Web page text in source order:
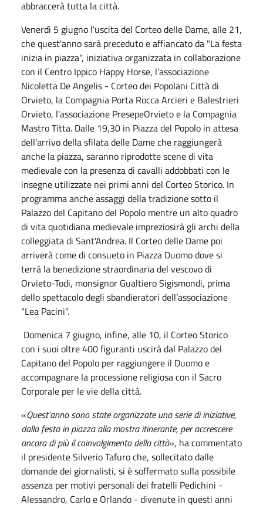
abbraccerà tutta la città.
Venerdì 5 giugno l'uscita del Corteo delle Dame, alle 21,
che quest'anno sarà preceduto e affiancato da "La festa
inizia in piazza", iniziativa organizzata in collaborazione
con il Centro Ippico Happy Horse, l’associazione
Nicoletta De Angelis - Corteo dei Popolani Città di
Orvieto, la Compagnia Porta Rocca Arcieri e Balestrieri
Orvieto, l'associazione PresepeOrvieto e la Compagnia
Mastro Titta. Dalle 19,30 in Piazza del Popolo in attesa
dell’arrivo della sfilata delle Dame che raggiungerà
anche la piazza, saranno riprodotte scene di vita
medievale con la presenza di cavalli addobbati con le
insegne utilizzate nei primi anni del Corteo Storico. In
programma anche assaggi della tradizione sotto il
Palazzo del Capitano del Popolo mentre un alto quadro
di vita quotidiana medievale impreziosirà gli archi della
colleggiata di Sant'Andrea. Il Corteo delle Dame poi
arriverà come di consueto in Piazza Duomo dove si
terrà la benedizione straordinaria del vescovo di
Orvieto-Todi, monsignor Gualtiero Sigismondi, prima
dello spettacolo degli sbandieratori dell’associazione
"Lea Pacini".
Domenica 7 giugno, infine, alle 10, il Corteo Storico
con i suoi oltre 400 figuranti uscirà dal Palazzo del
Capitano del Popolo per raggiungere il Duomo e
accompagnare la processione religiosa con il Sacro
Corporale per le vie della città.
«Quest'anno sono state organizzate una serie di iniziative,
dalla festa in piazza alla mostra itinerante, per accrescere
ancora di più il coinvolgimento della città», ha commentato
il presidente Silverio Tafuro che, sollecitato dalle
domande dei giornalisti, si è soffermato sulla possibile
assenza per motivi personali dei fratelli Pedichini -
Alessandro, Carlo e Orlando - divenute in questi anni